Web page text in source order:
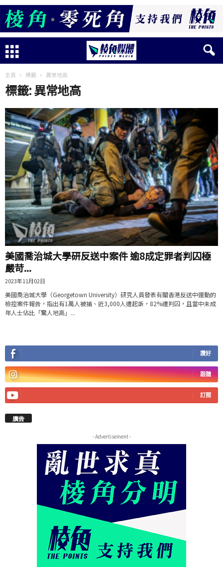
主頁 標籤 異常地高
標籤: 異常地高
美國喬治城大學研反送中案件 逾8成定罪者判囚極
嚴苛...
2023年11月02日
美國喬治城大學（Georgetown University）研究人員發表有關香港反送中運動的
檢控案件報告，指出有1萬人被捕、近3,000人遭起訴，82%遭判囚，且當中未成
年人士佔比「驚人地高」...
讚好
跟隨
訂閱
廣告
- Advertisement -